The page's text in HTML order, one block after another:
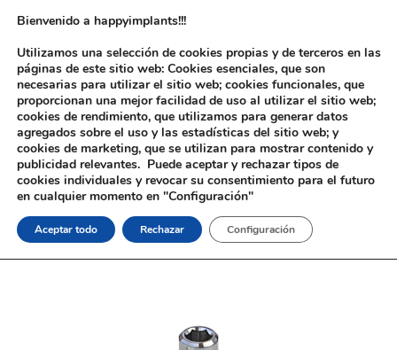
Inicio/Implantología/Aditamentos Analógicos/3i®
Certain®/ Tornillo Ti. 3i® Certain®
Bienvenido a happyimplants!!!
Utilizamos una selección de cookies propias y de terceros en las
páginas de este sitio web: Cookies esenciales, que son
necesarias para utilizar el sitio web; cookies funcionales, que
proporcionan una mejor facilidad de uso al utilizar el sitio web;
cookies de rendimiento, que utilizamos para generar datos
agregados sobre el uso y las estadísticas del sitio web; y
cookies de marketing, que se utilizan para mostrar contenido y
publicidad relevantes. Puede aceptar y rechazar tipos de
cookies individuales y revocar su consentimiento para el futuro
en cualquier momento en "Configuración"
Aceptar todo Rechazar Configuración